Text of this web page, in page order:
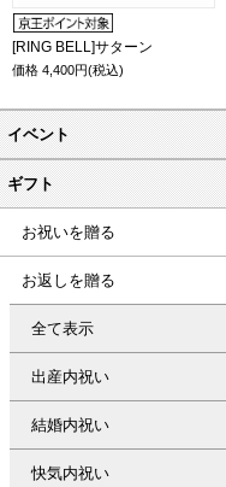
[RING BELL]サターン
価格 4,400円(税込)
イベント
ギフト
お祝いを贈る
お返しを贈る
全て表示
出産内祝い
結婚内祝い
快気内祝い